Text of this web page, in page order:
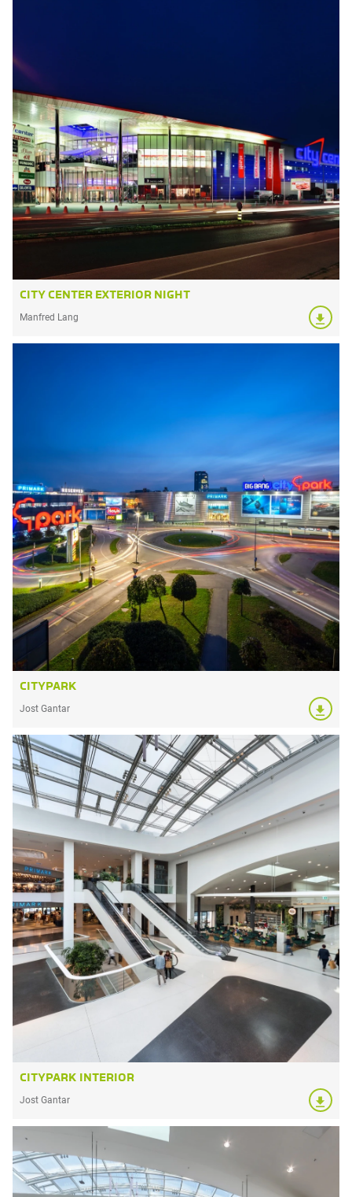
CITY CENTER EXTERIOR NIGHT
Manfred Lang
CITYPARK
Jost Gantar
CITYPARK INTERIOR
Jost Gantar